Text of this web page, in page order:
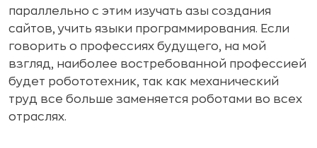
параллельно с этим изучать азы создания
сайтов, учить языки программирования. Если
говорить о профессиях будущего, на мой
взгляд, наиболее востребованной профессией
будет робототехник, так как механический
труд все больше заменяется роботами во всех
отраслях.